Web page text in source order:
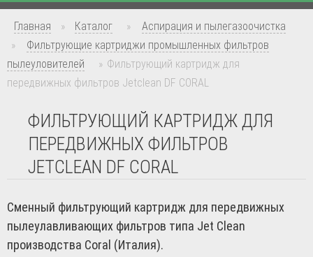
Главная » Каталог »
Аспирация и пылегазоочистка
»
Фильтрующие картриджи промышленных фильтров
пылеуловителей
» Фильтрующий картридж для
передвижных фильтров Jetclean DF CORAL
ФИЛЬТРУЮЩИЙ КАРТРИДЖ ДЛЯ
ПЕРЕДВИЖНЫХ ФИЛЬТРОВ
JETCLEAN DF CORAL
Сменный фильтрующий картридж для передвижных
пылеулавливающих фильтров типа Jet Clean
производства Coral (Италия).